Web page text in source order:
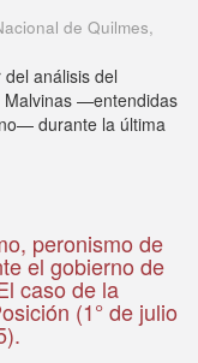
de Quilmes,
análisis del
Malvinas —entendidas
durante la última
peronismo de
el gobierno de
caso de la
(1° de julio